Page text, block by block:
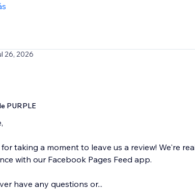
26, 2026
PURPLE
taking a moment to leave us a review! We're
with our Facebook Pages Feed app.
have any questions or...